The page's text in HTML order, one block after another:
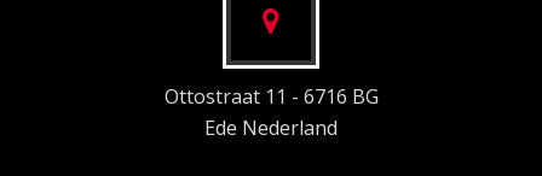
Ottostraat 11 - 6716 BG
Ede Nederland